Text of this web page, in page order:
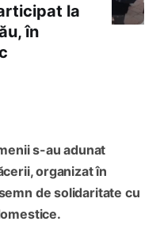
la
în
s-au adunat
organizat în
de solidaritate cu